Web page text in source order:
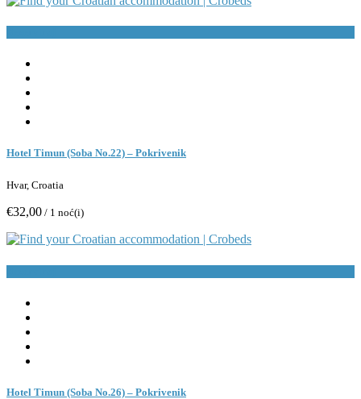
Hotel Timun (Soba No.22) – Pokrivenik
Hvar, Croatia
€32,00 / 1 noć(i)
Hotel Timun (Soba No.26) – Pokrivenik